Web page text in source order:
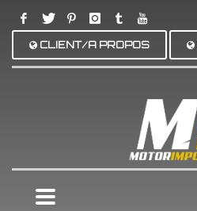
CLIENT/A PROPOS